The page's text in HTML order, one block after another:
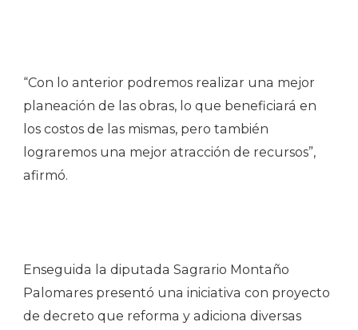
“Con lo anterior podremos realizar una mejor
planeación de las obras, lo que beneficiará en
los costos de las mismas, pero también
lograremos una mejor atracción de recursos”,
afirmó.
Enseguida la diputada Sagrario Montaño
Palomares presentó una iniciativa con proyecto
de decreto que reforma y adiciona diversas